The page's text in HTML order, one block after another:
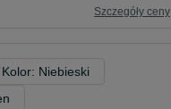
Szczegóły ceny
Kolor: Niebieski